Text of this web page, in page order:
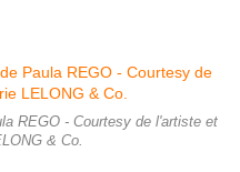
REGO - Courtesy de l'artiste et
& Co.